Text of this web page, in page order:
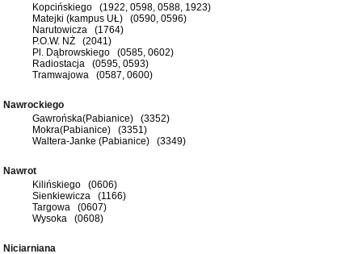
Kopcińskiego (1922, 0598, 0588, 1923)
Matejki (kampus UŁ) (0590, 0596)
Narutowicza (1764)
P.O.W. NŻ (2041)
Pl. Dąbrowskiego (0585, 0602)
Radiostacja (0595, 0593)
Tramwajowa (0587, 0600)
Nawrockiego
Gawrońska(Pabianice) (3352)
Mokra(Pabianice) (3351)
Waltera-Janke (Pabianice) (3349)
Nawrot
Kilińskiego (0606)
Sienkiewicza (1166)
Targowa (0607)
Wysoka (0608)
Niciarniana